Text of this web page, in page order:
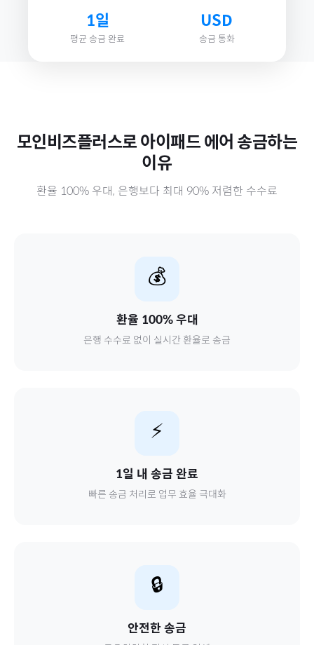
1일
평균 송금 완료
USD
송금 통화
모인비즈플러스로 아이패드 에어 송금하는
이유
환율 100% 우대, 은행보다 최대 90% 저렴한 수수료
💰
환율 100% 우대
은행 수수료 없이 실시간 환율로 송금
⚡
1일 내 송금 완료
빠른 송금 처리로 업무 효율 극대화
🔒
안전한 송금